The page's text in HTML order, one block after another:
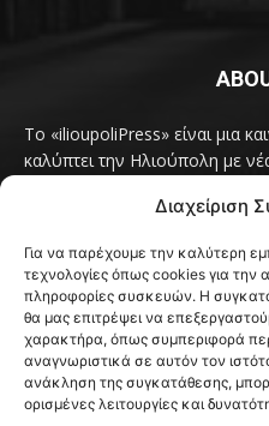
Διαχείριση
Για να παρέχουμε την καλύτερη
τεχνολογίες όπως cookies για
πληροφορίες συσκευών. Η
θα μας επιτρέψει να
χαρακτήρα, όπως συμπεριφορά
αναγνωριστικά σε αυτόν τον
ανάκληση της συγκατάθεσης,
ορισμένες λειτουργίες και
Το «ilioupoliPress» είναι μια
καλύπτει την Ηλιούπολη με
Ηλιούπολης, των δημοτικών
κάτι να πουν.Διαβάστε εδώ
Επικοινωνήστε μαζί μας στο